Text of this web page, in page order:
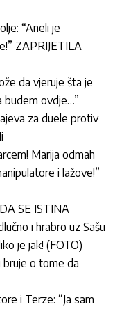
“Aneli je
ZAPRIJETILA
da vjeruje šta je
budem ovdje…”
za duele protiv
Marija odmah
i lažove!”
SE ISTINA
i hrabro uz Sašu
je jak! (FOTO)
bruje o tome da
i Terze: “Ja sam